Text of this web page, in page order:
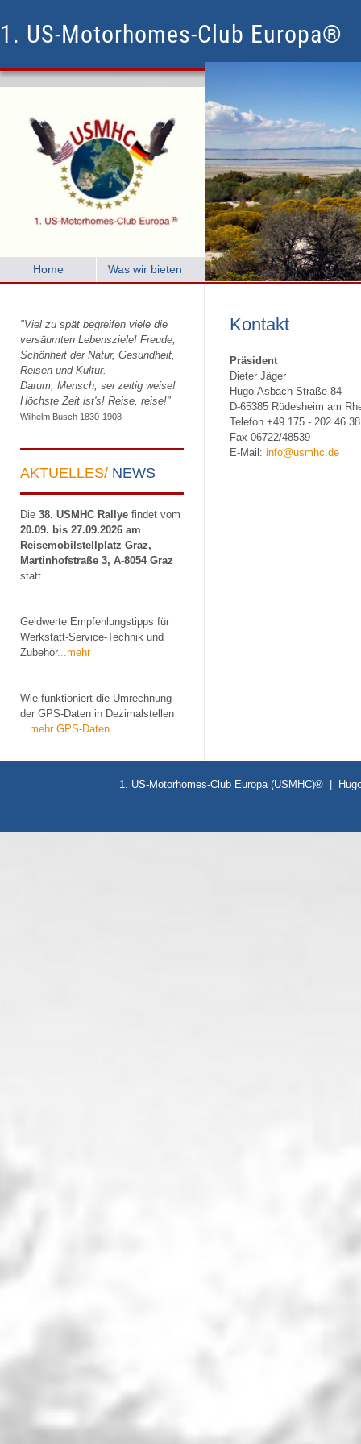
1. US-Motorhomes-Club Europa®
Home Was wir bieten Clubleben Mitglied
"Viel zu spät begreifen viele die
versäumten Lebensziele! Freude,
Schönheit der Natur, Gesundheit,
Reisen und Kultur.
Darum, Mensch, sei zeitig weise!
Höchste Zeit ist's! Reise, reise!"
Wilhelm Busch 1830-1908
AKTUELLES/ NEWS
Die 38. USMHC Rallye findet vom
20.09. bis 27.09.2026 am
Reisemobilstellplatz Graz,
Martinhofstraße 3, A-8054 Graz
statt.
Geldwerte Empfehlungstipps für
Werkstatt-Service-Technik und
Zubehör...mehr
Wie funktioniert die Umrechnung
der GPS-Daten in Dezimalstellen
...mehr GPS-Daten
Kontakt
Präsident
Dieter Jäger
Hugo-Asbach-Straße 84
D-65385 Rüdesheim am
Telefon +49 175 - 202 46 38
Fax 06722/48539
E-Mail: info@usmhc.de
1. US-Motorhomes-Club Europa (USMHC)® |